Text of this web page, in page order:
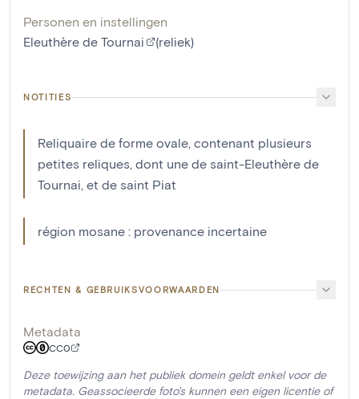
Personen en instellingen
Eleuthère de Tournai
(reliek)
NOTITIES
Reliquaire de forme ovale, contenant plusieurs
petites reliques, dont une de saint-Eleuthère de
Tournai, et de saint Piat
région mosane : provenance incertaine
RECHTEN & GEBRUIKSVOORWAARDEN
Metadata
CC0
Deze toewijzing aan het publiek domein geldt enkel voor de
metadata. Geassocieerde foto's kunnen een eigen licentie of